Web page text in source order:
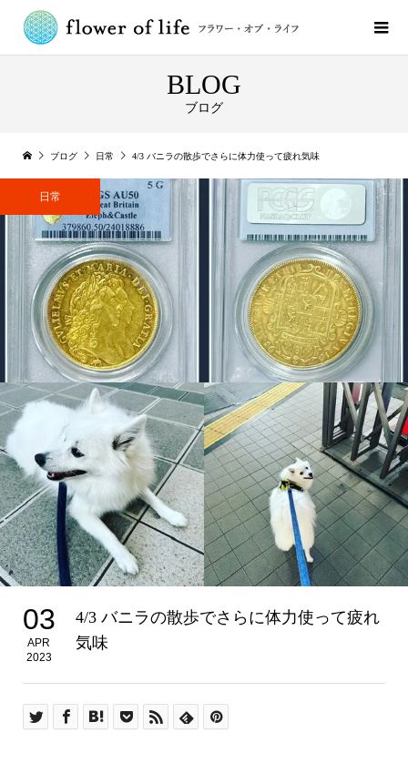
BLOG
ブログ
ブログ 日常 4/3 バニラの散歩でさらに体力使って疲れ気味
日常
03
APR
2023
4/3 バニラの散歩でさらに体力使って疲れ
気味